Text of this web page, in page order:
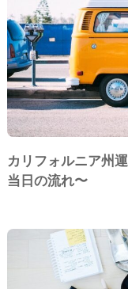
カリフォルニア州
当日の流れ〜